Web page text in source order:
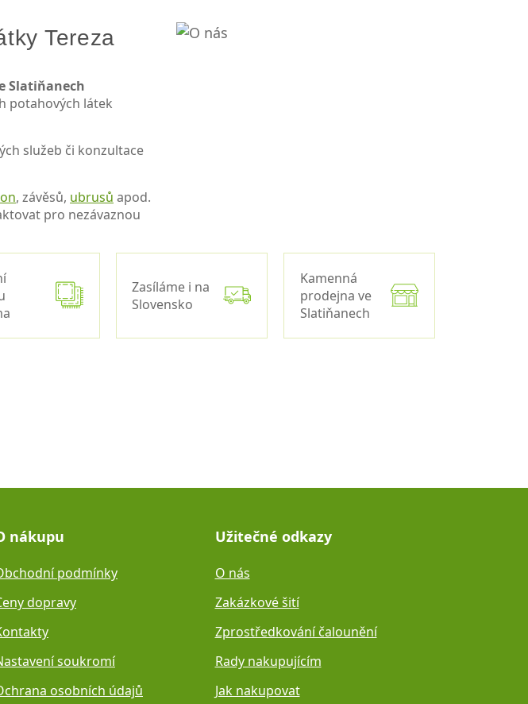
Tereza
Slatiňanech
potahových látek
služeb či konzultace
, závěsů, ubrusů apod.
pro nezávaznou
Zasíláme i na
Slovensko
Kamenná
prodejna ve
Slatiňanech
nákupu
podmínky
dopravy
soukromí
osobních údajů
Užitečné odkazy
O nás
Zakázkové šití
Zprostředkování čalounění
Rady nakupujícím
Jak nakupovat